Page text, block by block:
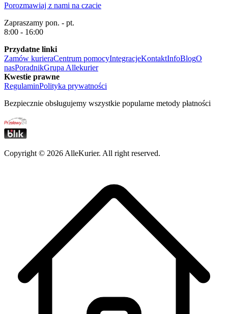
Porozmawiaj z nami na czacie
Zapraszamy pon. - pt.
8:00 - 16:00
Przydatne linki
Zamów kurieraCentrum pomocyIntegracjeKontaktInfoBlogO
nasPoradnikGrupa Allekurier
Kwestie prawne
RegulaminPolityka prywatności
Bezpiecznie obsługujemy wszystkie popularne metody płatności
Copyright © 2026 AlleKurier. All right reserved.